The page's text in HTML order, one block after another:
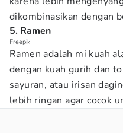
dikombinasikan dengan
5. Ramen
Freepik
Ramen adalah mi kuah
dengan kuah gurih dan
sayuran, atau irisan
lebih ringan agar cocok